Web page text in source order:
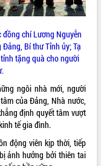
chí Lương Nguyễn
Đảng, Bí thư Tỉnh ủy; Tạ
tặng quà cho người
ngôi nhà mới, người
của Đảng, Nhà nước,
định quyết tâm vượt
tế gia đình.
động viên kịp thời, tiếp
ảnh hưởng bởi thiên tai